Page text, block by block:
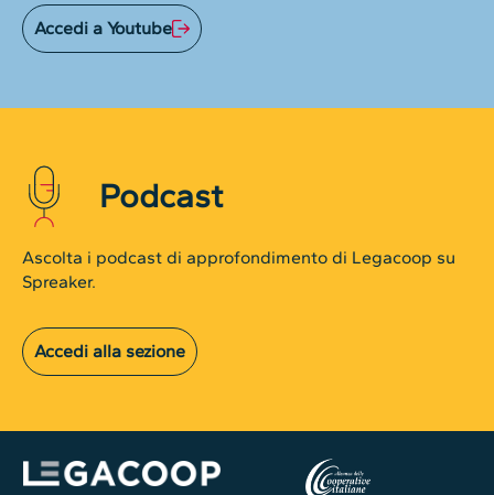
Accedi a Youtube
Podcast
Ascolta i podcast di approfondimento di Legacoop su
Spreaker.
Accedi alla sezione